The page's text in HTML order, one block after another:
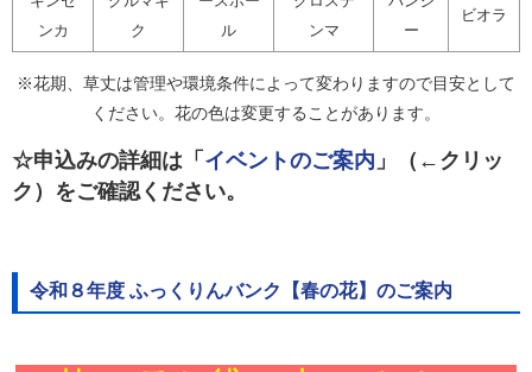
ンカ
ク
ル
ンマ
ー
ビオラ
※花期、草丈は管理や環境条件によって変わりますので目安として
ください。花の色は変更することがあります。
☆申込みの詳細は「 イベントのご案内 」（←クリッ
ク）をご確認ください。
令和８年度 ふっくりんバンク【春の花】のご案内